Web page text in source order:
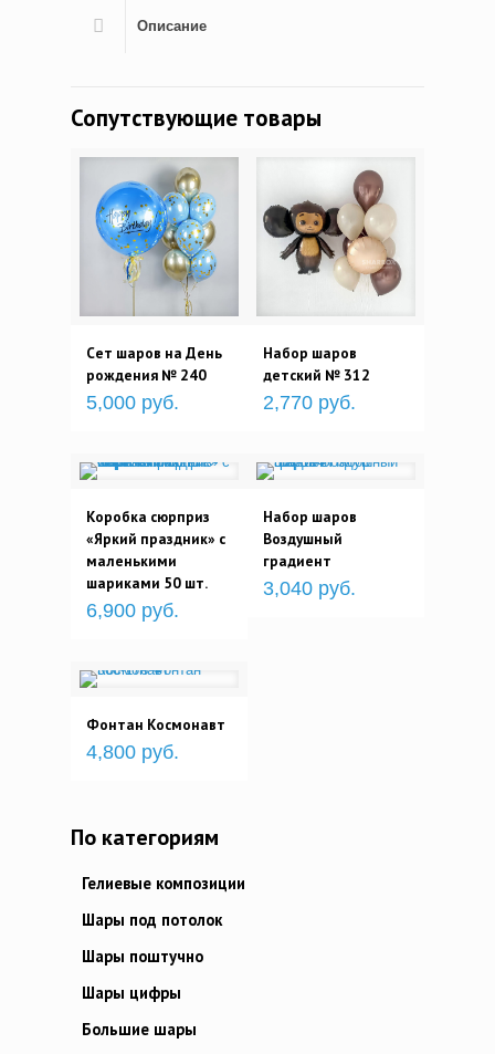
Описание
Сопутствующие товары
Сет шаров на День
рождения № 240
5,000 руб.
Набор шаров
детский № 312
2,770 руб.
Коробка сюрприз
«Яркий праздник» с
маленькими
шариками 50 шт.
6,900 руб.
Набор шаров
Воздушный
градиент
3,040 руб.
Фонтан Космонавт
4,800 руб.
По категориям
Гелиевые композиции
Шары под потолок
Шары поштучно
Шары цифры
Большие шары